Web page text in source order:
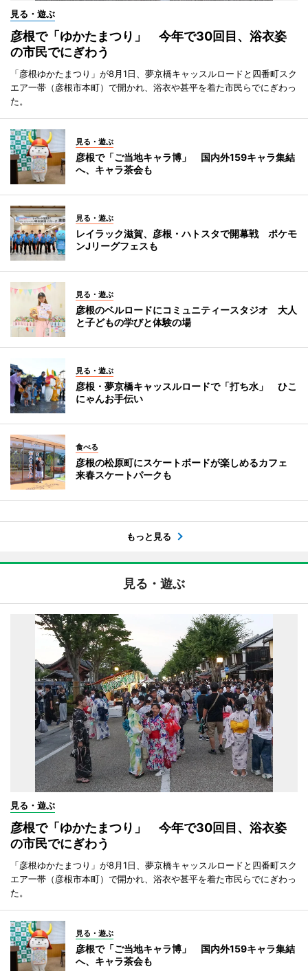
見る・遊ぶ
彦根で「ゆかたまつり」 今年で30回目、浴衣姿
の市民でにぎわう
「彦根ゆかたまつり」が8月1日、夢京橋キャッスルロードと四番町スク
エア一帯（彦根市本町）で開かれ、浴衣や甚平を着た市民らでにぎわっ
た。
見る・遊ぶ
彦根で「ご当地キャラ博」 国内外159キャラ集結
へ、キャラ茶会も
見る・遊ぶ
レイラック滋賀、彦根・ハトスタで開幕戦 ポケモ
ンJリーグフェスも
見る・遊ぶ
彦根のベルロードにコミュニティースタジオ 大人
と子どもの学びと体験の場
見る・遊ぶ
彦根・夢京橋キャッスルロードで「打ち水」 ひこ
にゃんお手伝い
食べる
彦根の松原町にスケートボードが楽しめるカフェ
来春スケートパークも
もっと見る
見る・遊ぶ
見る・遊ぶ
彦根で「ゆかたまつり」 今年で30回目、浴衣姿
の市民でにぎわう
「彦根ゆかたまつり」が8月1日、夢京橋キャッスルロードと四番町スク
エア一帯（彦根市本町）で開かれ、浴衣や甚平を着た市民らでにぎわっ
た。
見る・遊ぶ
彦根で「ご当地キャラ博」 国内外159キャラ集結
へ、キャラ茶会も